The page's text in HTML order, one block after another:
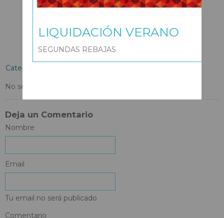
Categorías:
No se encontraron resultados.
Deja un Comentario
Nombre
Email
Tu email no será publicado
Comentario
LIQUIDACIÓN VERANO
SEGUNDAS REBAJAS